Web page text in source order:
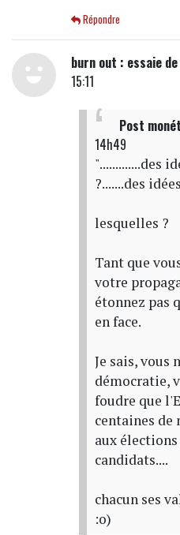
Répondre
burn out : essaie
15:11
Post
14h49
".............des
?.......des
lesquelles ?
Tant que
votre
étonnez pas
en face.
Je sais, vous
démocratie,
foudre que
centaines
aux
candidats....
chacun ses
:o)